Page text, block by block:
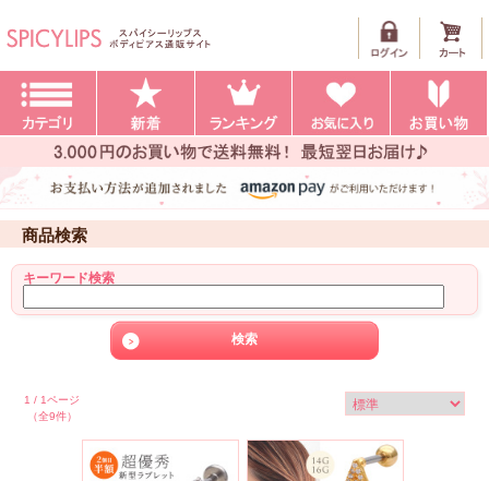
商品検索
キーワード検索
1 / 1ページ
（全9件）